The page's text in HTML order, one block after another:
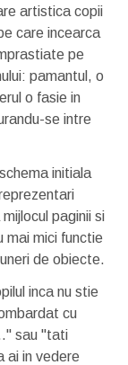
artistica copii
care incearca
pe
pamantul, o
o fasie in
se intre
initiala
paginii si
mai mici functie
de obiecte.
inca nu stie
cu
sau "tati
ai in vedere